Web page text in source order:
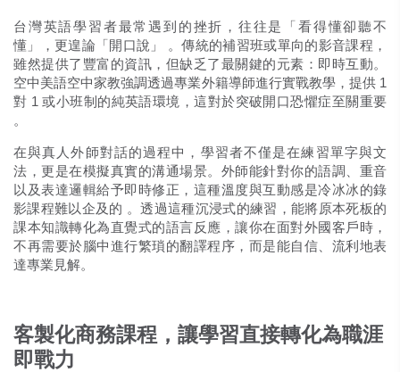
台灣英語學習者最常遇到的挫折，往往是「看得懂卻聽不
懂」，更遑論「開口說」
。傳統的補習班或單向的影音課程，
雖然提供了豐富的資訊，但缺乏了最關鍵的元素：即時互動。
空中美語空中家教強調透過專業外籍導師進行實戰教學，提供 1
對 1 或小班制的純英語環境，這對於突破開口恐懼症至關重要
。
在與真人外師對話的過程中，學習者不僅是在練習單字與文
法，更是在模擬真實的溝通場景。外師能針對你的語調、重音
以及表達邏輯給予即時修正，這種溫度與互動感是冷冰冰的錄
影課程難以企及的 。透過這種沉浸式的練習，能將原本死板的
課本知識轉化為直覺式的語言反應，讓你在面對外國客戶時，
不再需要於腦中進行繁瑣的翻譯程序，而是能自信、流利地表
達專業見解。
客製化商務課程，讓學習直接轉化為職涯
即戰力